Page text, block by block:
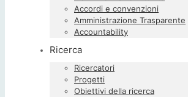
Accordi e convenzioni
Amministrazione Trasparente
Accountability
Ricerca
Ricercatori
Progetti
Obiettivi della ricerca